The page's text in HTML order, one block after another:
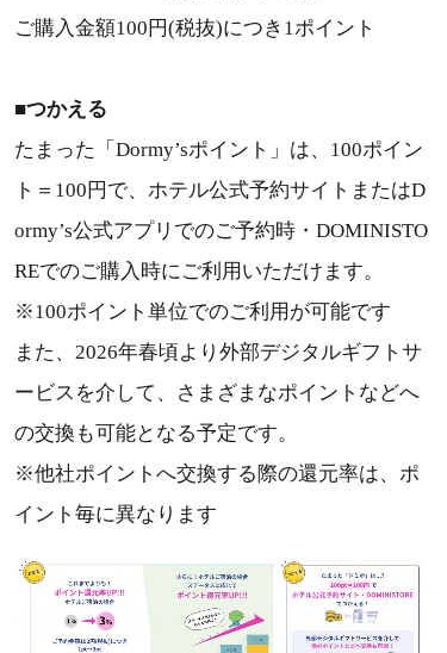
ご購入金額100円(税抜)につき1ポイント
■つかえる
たまった「Dormy’sポイント」は、100ポイン
ト＝100円で、ホテル公式予約サイトまたはD
ormy’s公式アプリでのご予約時・DOMINISTO
REでのご購入時にご利用いただけます。
※100ポイント単位でのご利用が可能です
また、2026年春頃より外部デジタルギフトサ
ービスを介して、さまざまなポイントなどへ
の交換も可能となる予定です。
※他社ポイントへ交換する際の還元率は、ポ
イント毎に異なります